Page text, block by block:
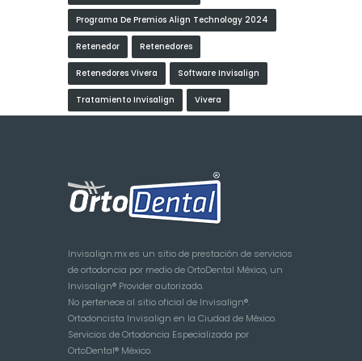
Programa De Premios Align Technology 2024
Retenedor Retenedores
Retenedores Vivera Software Invisalign
Tratamiento Invisalign Vivera
Invisalign.mx es un sitio de prestación de servicios
de ortodoncia por medio de OrtoDental México, un
Invisalign® Provider autorizado.
No pertenece al sitio oficial de Invisalign®.
Ortodoncista Invisalign en la Ciudad de México.
Servicios de Ortodoncia Especializada por
OrtoDental® México.